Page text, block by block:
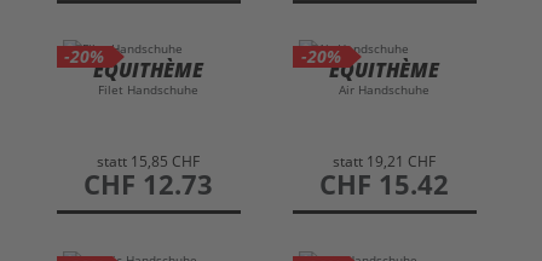
-20%
EQUITHÈME
Filet Handschuhe
statt 15,85 CHF
preis
CHF 12.73
-20%
EQUITHÈME
Air Handschuhe
statt 19,21 CHF
preis
CHF 15.42